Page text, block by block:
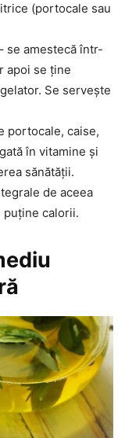
(portocale sau
se amestecă într-
apoi se ține
Se servește
portocale, caise,
în vitamine și
sănătății.
de aceea
puține calorii.